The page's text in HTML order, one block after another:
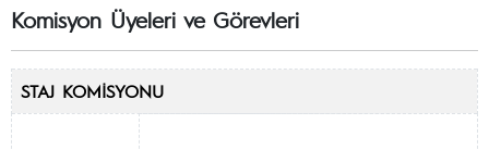
Komisyon Üyeleri ve Görevleri
STAJ KOMİSYONU